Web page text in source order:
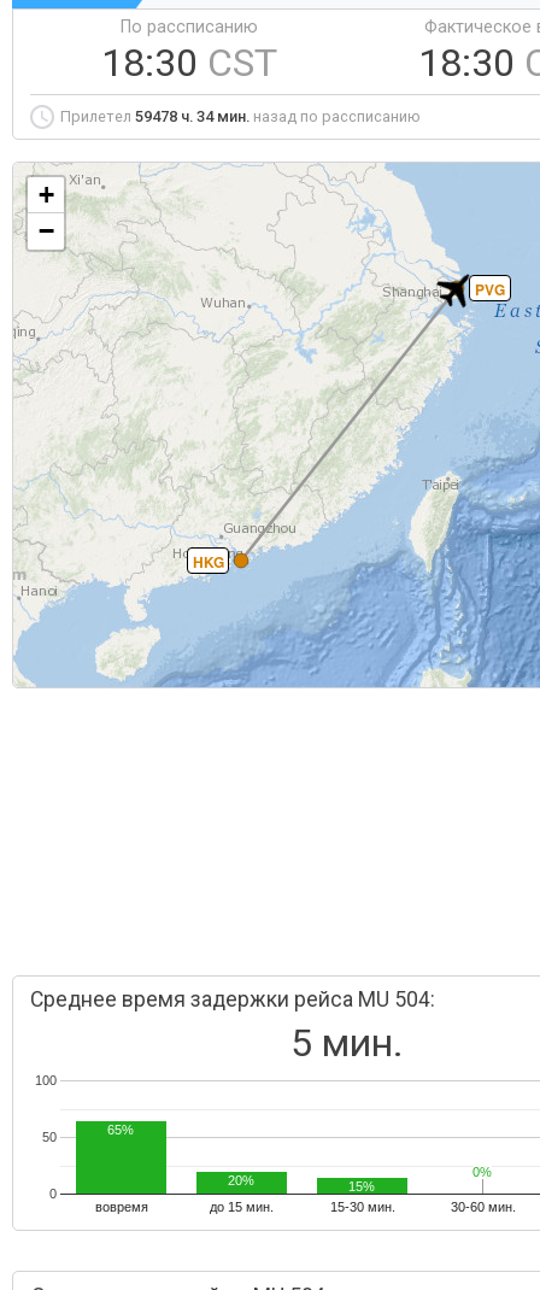
По рассписанию
18:30 CST
Фактическое
18:30
Прилетел 59478 ч. 34 мин. назад по рассписанию
HKG
PVG
+
−
Среднее время задержки рейса MU 504:
5 мин.
вовремя до 15 мин. 15-30 мин. 30-60 мин.
0
50
100
65%
20% 15%
0%
0%